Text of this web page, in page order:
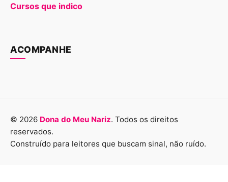
Cursos que indico
ACOMPANHE
© 2026 Dona do Meu Nariz. Todos os direitos
reservados.
Construído para leitores que buscam sinal, não ruído.